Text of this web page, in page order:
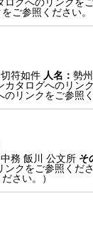
ご参照ください。
切符如件 人名： 勢
カタログへのリン
リンクをご参照
務 飯川 公文所 そ
クをご参照くださ
さい。）